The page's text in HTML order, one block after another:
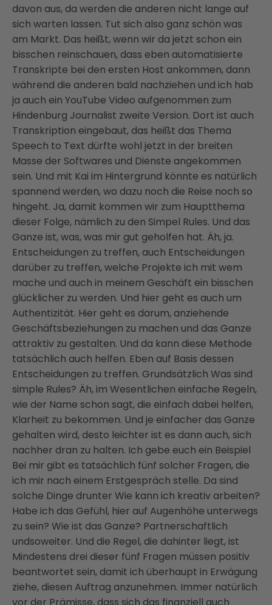
davon aus, da werden die anderen nicht lange auf
sich warten lassen. Tut sich also ganz schön was
am Markt. Das heißt, wenn wir da jetzt schon ein
bisschen reinschauen, dass eben automatisierte
Transkripte bei den ersten Host ankommen, dann
während die anderen bald nachziehen und ich hab
ja auch ein YouTube Video aufgenommen zum
Hindenburg Journalist zweite Version. Dort ist auch
Transkription eingebaut, das heißt das Thema
Speech to Text dürfte wohl jetzt in der breiten
Masse der Softwares und Dienste angekommen
sein. Und mit Kai im Hintergrund könnte es natürlich
spannend werden, wo dazu noch die Reise noch so
hingeht. Ja, damit kommen wir zum Hauptthema
dieser Folge, nämlich zu den Simpel Rules. Und das
Ganze ist, was, was mir gut geholfen hat. Äh, ja.
Entscheidungen zu treffen, auch Entscheidungen
darüber zu treffen, welche Projekte ich mit wem
mache und auch in meinem Geschäft ein bisschen
glücklicher zu werden. Und hier geht es auch um
Authentizität. Hier geht es darum, anziehende
Geschäftsbeziehungen zu machen und das Ganze
attraktiv zu gestalten. Und da kann diese Methode
tatsächlich auch helfen. Eben auf Basis dessen
Entscheidungen zu treffen. Grundsätzlich Was sind
simple Rules? Äh, im Wesentlichen einfache Regeln,
wie der Name schon sagt, die einfach dabei helfen,
Klarheit zu bekommen. Und je einfacher das Ganze
gehalten wird, desto leichter ist es dann auch, sich
nachher dran zu halten. Ich gebe euch ein Beispiel
Bei mir gibt es tatsächlich fünf solcher Fragen, die
ich mir nach einem Erstgespräch stelle. Da sind
solche Dinge drunter Wie kann ich kreativ arbeiten?
Habe ich das Gefühl, hier auf Augenhöhe unterwegs
zu sein? Wie ist das Ganze? Partnerschaftlich
undsoweiter. Und die Regel, die dahinter liegt, ist
Mindestens drei dieser fünf Fragen müssen positiv
beantwortet sein, damit ich überhaupt in Erwägung
ziehe, diesen Auftrag anzunehmen. Immer natürlich